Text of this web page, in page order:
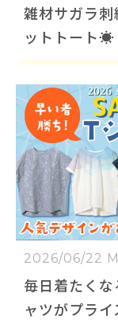
雑材サガラ刺
ットトート☀️
2026/06/22
毎日着たく
ャツがプライ